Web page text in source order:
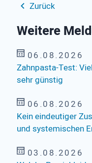
Zurück
Weitere
06.08.2026
Zahnpasta-Test:
sehr günstig
06.08.2026
Kein eindeutiger
und systemischen
03.08.2026